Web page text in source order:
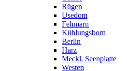
Rügen
Usedom
Fehmarn
Kühlungsborn
Berlin
Harz
Meckl. Seenplatte
Westen